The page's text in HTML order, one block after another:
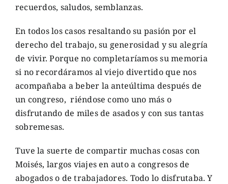
recuerdos, saludos, semblanzas.
En todos los casos resaltando su pasión por el
derecho del trabajo, su generosidad y su alegría
de vivir. Porque no completaríamos su memoria
si no recordáramos al viejo divertido que nos
acompañaba a beber la anteúltima después de
un congreso, riéndose como uno más o
disfrutando de miles de asados y con sus tantas
sobremesas.
Tuve la suerte de compartir muchas cosas con
Moisés, largos viajes en auto a congresos de
abogados o de trabajadores. Todo lo disfrutaba. Y